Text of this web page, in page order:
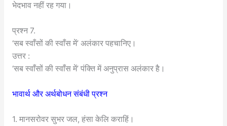
भेदभाव नहीं रह गया।
प्रश्न 7.
‘सब स्वाँसों की स्वाँस में’ अलंकार पहचानिए।
उत्तर :
‘सब स्वाँसों की स्वाँस में’ पंक्ति में अनुप्रास अलंकार है।
भावार्थ और अर्थबोधन संबंधी प्रश्न
1. मानसरोवर सुभर जल, हंसा केलि कराहिं।